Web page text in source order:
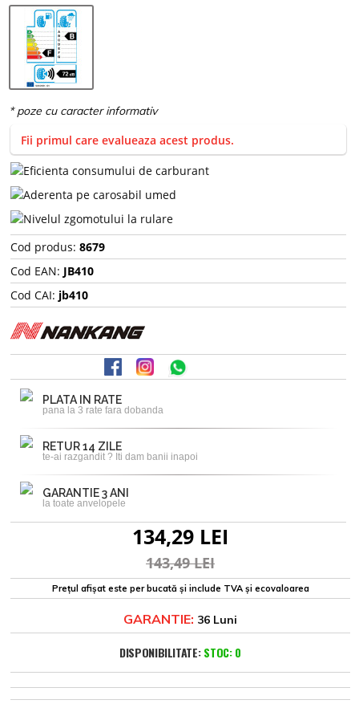
Fii primul care evalueaza acest produs.
Cod produs: 8679
Cod EAN: JB410
Cod CAI: jb410
PLATA IN RATE
pana la 3 rate fara dobanda
RETUR 14 ZILE
te-ai razgandit ? Iti dam banii inapoi
GARANTIE 3 ANI
la toate anvelopele
134,29 LEI
143,49 LEI
Prețul afișat este per bucată și include TVA și ecovaloarea
GARANTIE: 36 Luni
DISPONIBILITATE: STOC: 0